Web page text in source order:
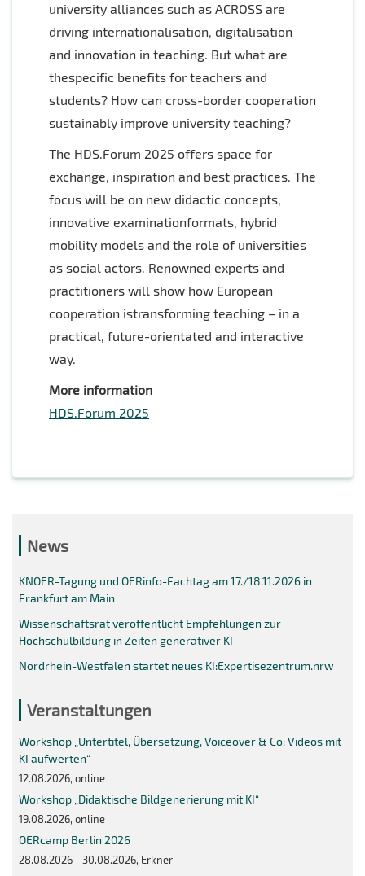
university alliances such as ACROSS are
driving internationalisation, digitalisation
and innovation in teaching. But what are
thespecific benefits for teachers and
students? How can cross-border cooperation
sustainably improve university teaching?
The HDS.Forum 2025 offers space for
exchange, inspiration and best practices. The
focus will be on new didactic concepts,
innovative examinationformats, hybrid
mobility models and the role of universities
as social actors. Renowned experts and
practitioners will show how European
cooperation istransforming teaching – in a
practical, future-orientated and interactive
way.
More information
HDS.Forum 2025
News
KNOER-Tagung und OERinfo-Fachtag am 17./18.11.2026 in
Frankfurt am Main
Wissenschaftsrat veröffentlicht Empfehlungen zur
Hochschulbildung in Zeiten generativer KI
Nordrhein-Westfalen startet neues KI:Expertisezentrum.nrw
Veranstaltungen
Workshop „Untertitel, Übersetzung, Voiceover & Co: Videos mit
KI aufwerten“
12.08.2026, online
Workshop „Didaktische Bildgenerierung mit KI“
19.08.2026, online
OERcamp Berlin 2026
28.08.2026 - 30.08.2026, Erkner